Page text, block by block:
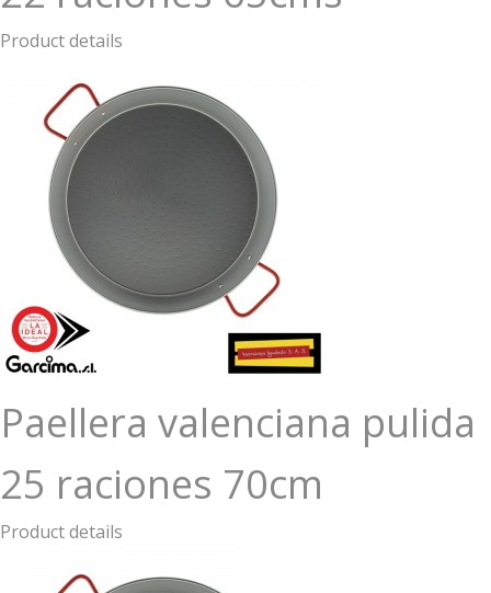
Product details
Paellera valenciana pulida
25 raciones 70cm
Product details